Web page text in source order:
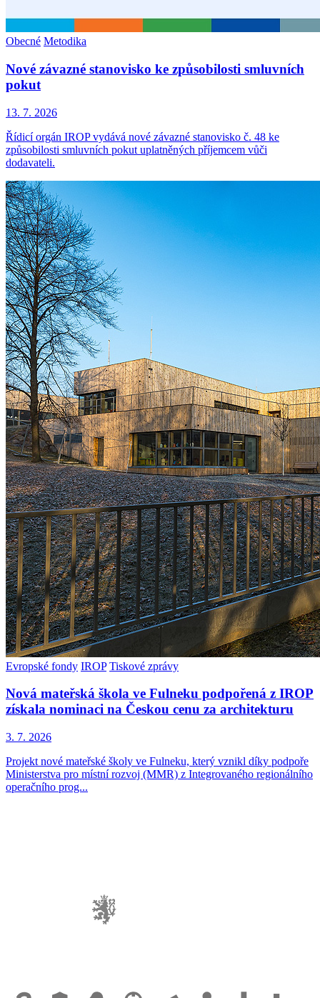
Obecné Metodika
Nové závazné stanovisko ke způsobilosti smluvních
pokut
13. 7. 2026
Řídicí orgán IROP vydává nové závazné stanovisko č. 48 ke
způsobilosti smluvních pokut uplatněných příjemcem vůči
dodavateli.
Evropské fondy IROP Tiskové zprávy
Nová mateřská škola ve Fulneku podpořená z IROP
získala nominaci na Českou cenu za architekturu
3. 7. 2026
Projekt nové mateřské školy ve Fulneku, který vznikl díky podpoře
Ministerstva pro místní rozvoj (MMR) z Integrovaného regionálního
operačního prog...